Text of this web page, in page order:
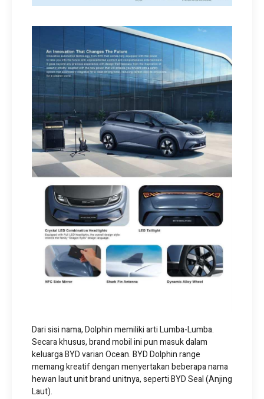
Dari sisi nama, Dolphin memiliki arti Lumba-Lumba.
Secara khusus, brand mobil ini pun masuk dalam
keluarga BYD varian Ocean. BYD Dolphin range
memang kreatif dengan menyertakan beberapa nama
hewan laut unit brand unitnya, seperti BYD Seal (Anjing
Laut).